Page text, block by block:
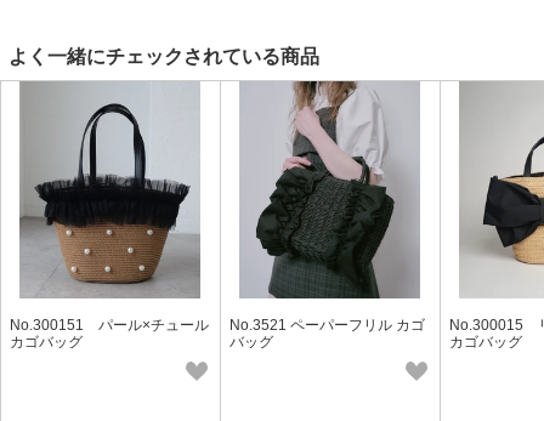
よく一緒にチェックされている商品
No.300151 パール×チュール
カゴバッグ
No.3521 ペーパーフリル カゴ
バッグ
No.300015
カゴバッグ